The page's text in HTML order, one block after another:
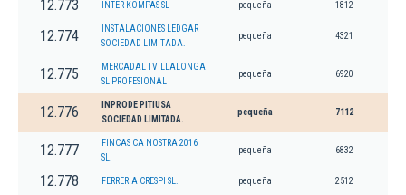
12.773 INTER KOMPAS SL pequeña 1812
12.774
INSTALACIONES LEDGAR
SOCIEDAD LIMITADA.
pequeña 4321
12.775
MERCADAL I VILLALONGA
SL PROFESIONAL
pequeña 6920
12.776
INPRODE PITIUSA
SOCIEDAD LIMITADA.
pequeña 7112
12.777
FINCAS CA NOSTRA 2016
SL.
pequeña 6832
12.778 FERRERIA CRESPI SL. pequeña 2512